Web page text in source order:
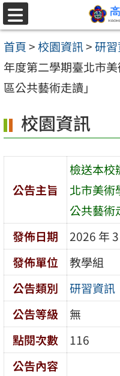
跳至主要內容區
選
單
首頁>校園資訊>研
年度第二學期臺北市
區公共藝術走讀」
校園資訊
公告主旨
檢送本校
北市美術
公共藝術
發佈日期
2026 年
發佈單位
教學組
公告類別
研習資訊
公告等級
無
點閱次數
116
公告內容